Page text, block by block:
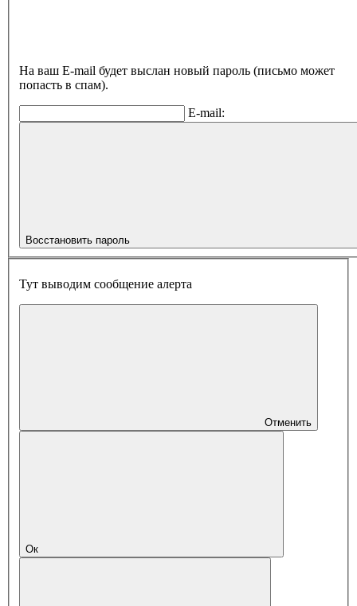
На ваш E-mail будет выслан новый пароль (письмо может
попасть в спам).
E-mail:
Восстановить пароль
Тут выводим сообщение алерта
Отменить
Ок